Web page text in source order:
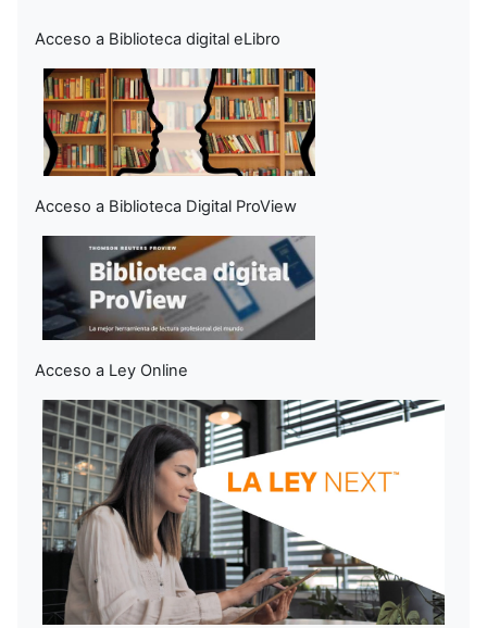
Acceso a Biblioteca digital eLibro
Acceso a Biblioteca Digital ProView
Acceso a Ley Online